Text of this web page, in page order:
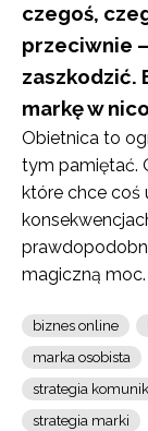
czegoś,
przeciwnie
zaszkodzić.
markę w
Obietnica to
tym pamiętać.
które chce coś
magiczną moc.
biznes online
marka osobista
strategia
strategia marki